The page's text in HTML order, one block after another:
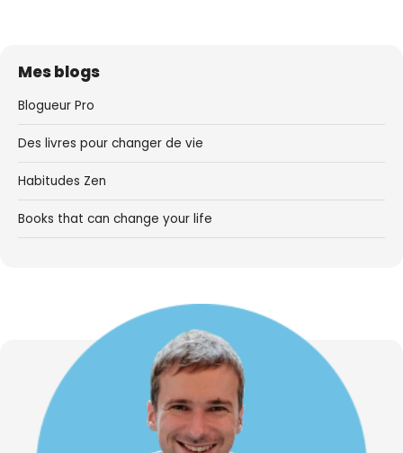
Mes blogs
Blogueur Pro
Des livres pour changer de vie
Habitudes Zen
Books that can change your life